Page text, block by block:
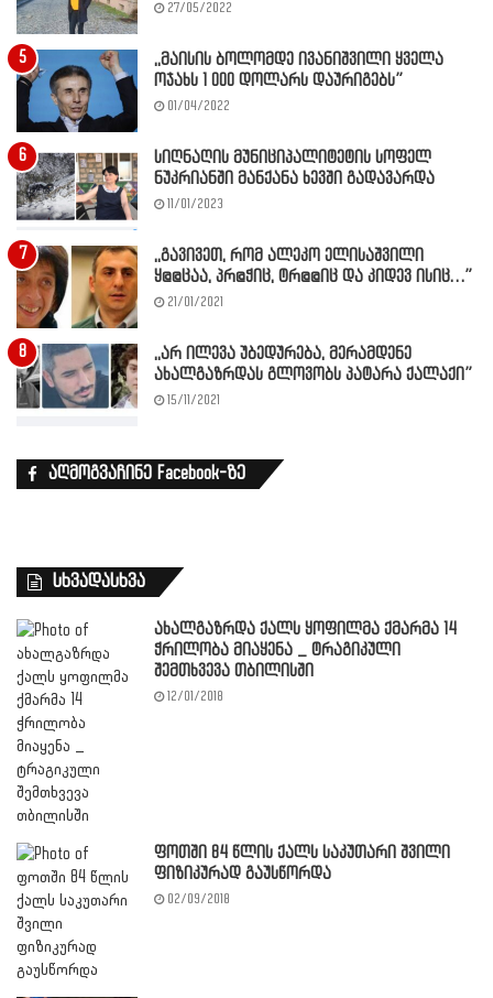
27/05/2022
,,მაისის ბოლომდე ივანიშვილი ყველა
ოჯახს 1 000 დოლარს დაურიგებს”
01/04/2022
სიღნაღის მუნიციპალიტეტის სოფელ
ნუკრიანში მანქანა ხევში გადავარდა
11/01/2023
,,გავივეთ, რომ ალეკო ელისაშვილი
ყ@@ცაა, პრ@ჭიც, ტრ@@იც და კიდევ ისიც…”
21/01/2021
,,არ ილევა უბედურება, მერამდენე
ახალგაზრდას გლოვობს პატარა ქალაქი”
15/11/2021
აღმოგვაჩინე Facebook-ზე
სხვადასხვა
ახალგაზრდა ქალს ყოფილმა ქმარმა 14
ჭრილობა მიაყენა _ ტრაგიკული
შემთხვევა თბილისში
12/01/2018
ფოთში 84 წლის ქალს საკუთარი შვილი
ფიზიკურად გაუსწორდა
02/09/2018